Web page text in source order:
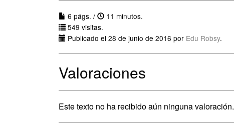
6 págs. /
11 minutos.
549 visitas.
Publicado el 28 de junio de 2016 por Edu Robsy.
Valoraciones
Este texto no ha recibido aún ninguna valoración.